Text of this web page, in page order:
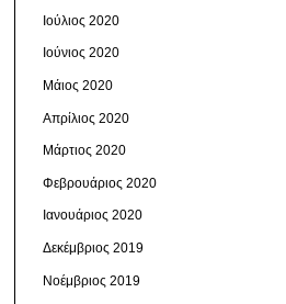
Ιούλιος 2020
Ιούνιος 2020
Μάιος 2020
Απρίλιος 2020
Μάρτιος 2020
Φεβρουάριος 2020
Ιανουάριος 2020
Δεκέμβριος 2019
Νοέμβριος 2019